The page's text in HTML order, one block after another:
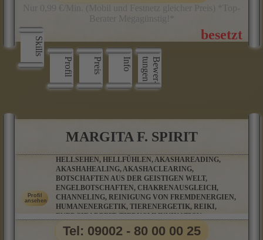
Skills
Profil
Preis Info B
e
w
e
r
­
t
u
n
g
e
n
MARGITA F. SPIRIT
HELLSEHEN, HELLFÜHLEN, AKASHAREADING,
AKASHAHEALING, AKASHACLEARING,
BOTSCHAFTEN AUS DER GEISTIGEN WELT,
ENGELBOTSCHAFTEN, CHAKRENAUSGLEICH,
CHANNELING, REINIGUNG VON FREMDENERGIEN,
HUMANENERGETIK, TIERENERGETIK, REIKI,
ENERGIEARBEIT, TIERKOMMUNIKATION,
AURAREINIGUNG, KARMAREINIGUNG, LICHTARBEIT,
KARMISCHE VERSTRICKUNGEN
Tel: 09002 - 80 00 00 25